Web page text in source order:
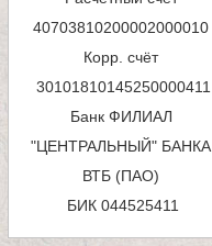
ц
ы
К
40703810200002000010
Корр. счёт
Банк ФИЛИАЛ
"ЦЕНТРАЛЬНЫЙ" БАНКА
ВТБ (ПАО)
БИК 044525411